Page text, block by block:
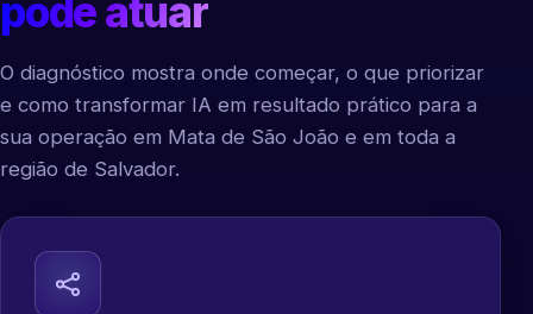
pode atuar
O diagnóstico mostra onde começar, o que priorizar
e como transformar IA em resultado prático para a
sua operação em Mata de São João e em toda a
região de Salvador.